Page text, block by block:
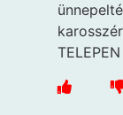
TELEPEN